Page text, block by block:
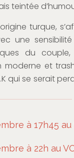
teintée
turque,
une
du
moderne et
qui se serait
à 17h45
à 22h au